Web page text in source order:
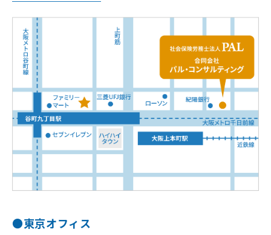
●東京オフィス